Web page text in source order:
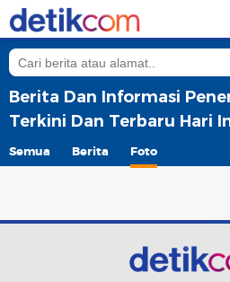
Berita Dan Informasi
Terkini Dan Terbaru Hari
Semua Berita Foto